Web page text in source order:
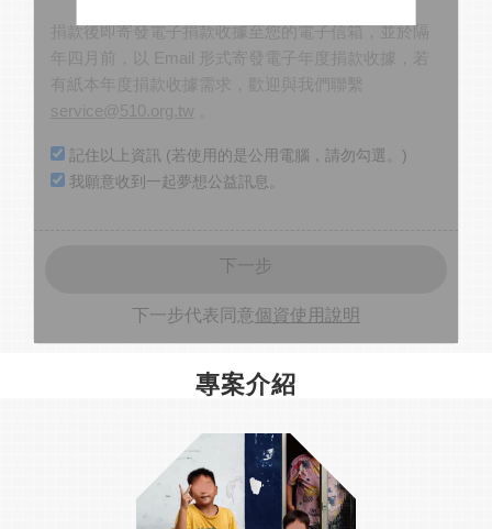
捐款後即寄發電子捐款收據至您的電子信箱，並於隔
年四月前，以 Email 形式寄發電子年度捐款收據，若
有紙本年度捐款收據需求，歡迎與我們聯繫
service@510.org.tw
記住以上資訊 (若使用的是公用電腦，請勿勾選。)
我願意收到一起夢想公益訊息。
下一步
下一步代表同意個資使用說明
專案介紹